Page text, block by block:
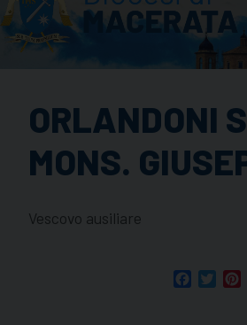
ORLANDONI
MONS.
Vescovo ausiliare
Facebook